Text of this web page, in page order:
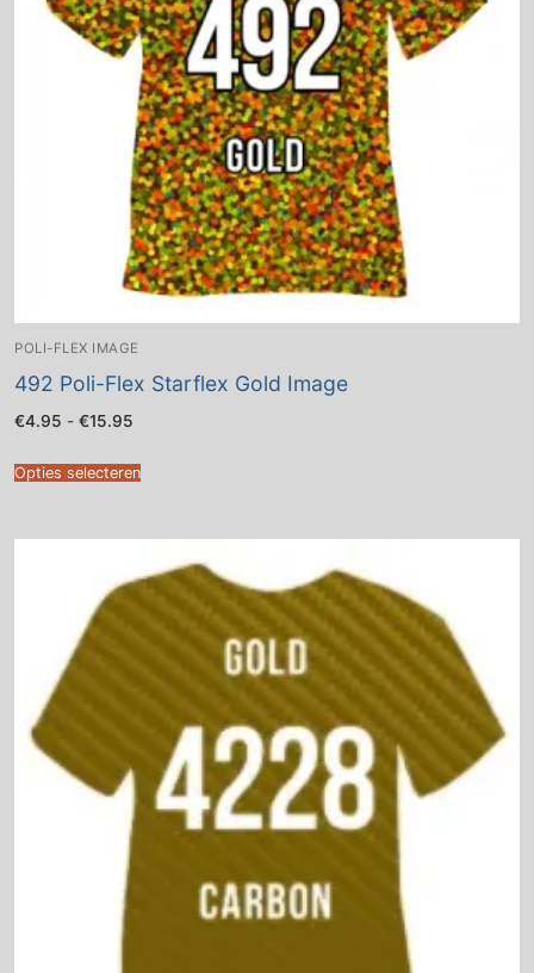
POLI-FLEX IMAGE
492 Poli-Flex Starflex Gold Image
€4.95 - €15.95
€15.95
Opties selecteren